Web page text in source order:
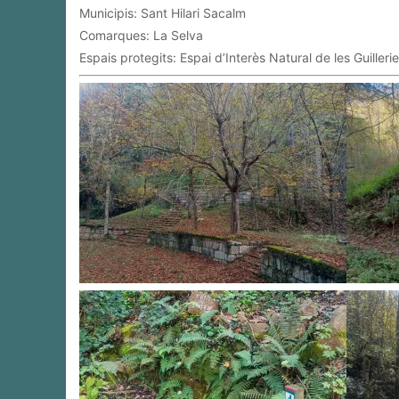
Municipis: Sant Hilari Sacalm
Comarques: La Selva
Espais protegits: Espai d’Interès Natural de les